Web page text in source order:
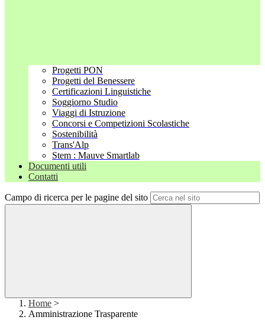
Progetti PON
Progetti del Benessere
Certificazioni Linguistiche
Soggiorno Studio
Viaggi di Istruzione
Concorsi e Competizioni Scolastiche
Sostenibilità
Trans'Alp
Stem : Mauve Smartlab
Documenti utili
Contatti
Campo di ricerca per le pagine del sito
Home >
Amministrazione Trasparente